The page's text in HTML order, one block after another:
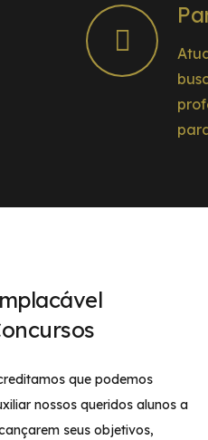
que podemos
nossos queridos alunos a
seus objetivos,